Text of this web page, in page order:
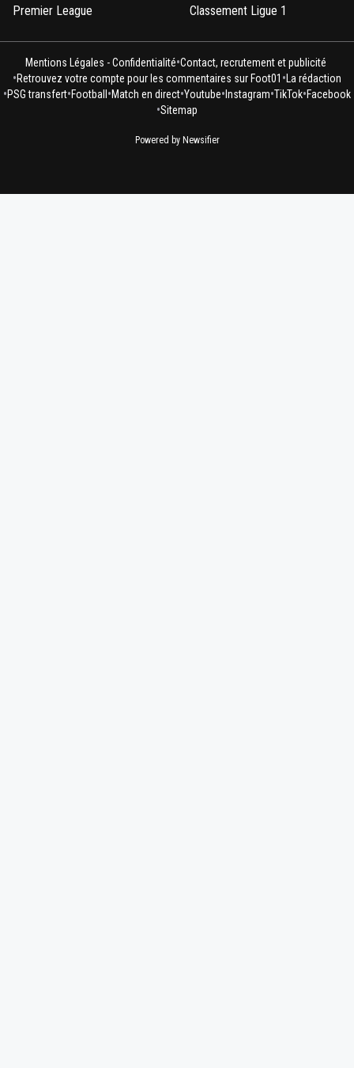
Premier League
Classement Ligue 1
Mentions Légales - Confidentialité•Contact, recrutement et publicité
•Retrouvez votre compte pour les commentaires sur Foot01 •La rédaction
•PSG transfert•Football •Match en direct•Youtube• Instagram•TikTok•Facebook
•Sitemap
Powered by Newsifier